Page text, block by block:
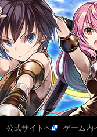
公式サイトへ ゲーム内